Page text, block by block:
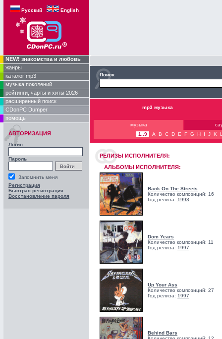
Русский English
NEW! знакомства и любовь
жанры
каталог mp3
музыка поколений
рейтинги, чарты и хиты 2026
расширенный поиск
CDonPC Dumper
помощь
АВТОРИЗАЦИЯ
Логин
Пароль
Запомнить меня
Регистрация
Быстрая регистрация
Восстановление пароля
Поиск
mp3 музыка
музыка
1..9
A B C D E F G H I J K
РЕЛИЗЫ ИCПОЛНИТЕЛЯ:
АЛЬБОМЫ ИСПОЛНИТЕЛЯ:
Back On The Streets
Количество композиций: 16
Год релиза: 1998
Dom Years
Количество композиций: 11
Год релиза: 1997
Up Your Ass
Количество композиций: 27
Год релиза: 1997
Behind Bars